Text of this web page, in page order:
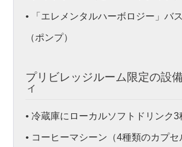
• 「エレメンタルハーボロジー」バ
（ポンプ）
プリビレッジルーム限定の設
ィ
• 冷蔵庫にローカルソフトドリンク3
• コーヒーマシーン（4種類のカプセ